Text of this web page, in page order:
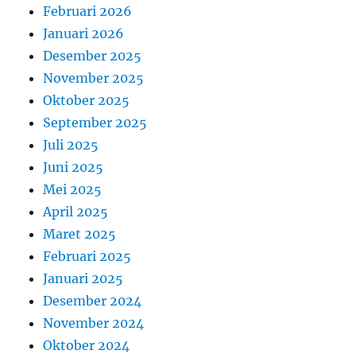
Februari 2026
Januari 2026
Desember 2025
November 2025
Oktober 2025
September 2025
Juli 2025
Juni 2025
Mei 2025
April 2025
Maret 2025
Februari 2025
Januari 2025
Desember 2024
November 2024
Oktober 2024